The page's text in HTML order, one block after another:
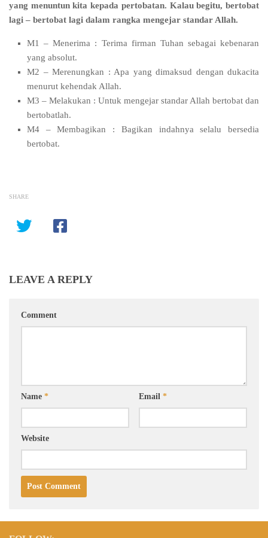
yang menuntun kita kepada pertobatan. Kalau begitu, bertobat
lagi – bertobat lagi dalam rangka mengejar standar Allah.
M1 – Menerima : Terima firman Tuhan sebagai kebenaran
yang absolut.
M2 – Merenungkan : Apa yang dimaksud dengan dukacita
menurut kehendak Allah.
M3 – Melakukan : Untuk mengejar standar Allah bertobat dan
bertobatlah.
M4 – Membagikan : Bagikan indahnya selalu bersedia
bertobat.
SHARE
LEAVE A REPLY
Comment
Name * Email *
Website